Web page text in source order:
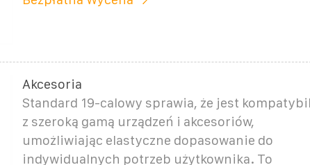
Akcesoria
Standard 19-calowy sprawia, że jest
z szeroką gamą urządzeń i akcesoriów,
umożliwiając elastyczne dopasowanie do
indywidualnych potrzeb użytkownika. To